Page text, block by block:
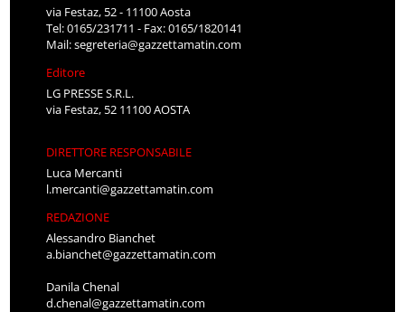
via Festaz, 52 - 11100 Aosta
Tel: 0165/231711 - Fax: 0165/1820141
Mail:segreteria@gazzettamatin.com
Editore
LG PRESSE S.R.L.
via Festaz, 52 11100 AOSTA
DIRETTORE RESPONSABILE
Luca Mercanti
l.mercanti@gazzettamatin.com
REDAZIONE
Alessandro Bianchet
a.bianchet@gazzettamatin.com
Danila Chenal
d.chenal@gazzettamatin.com